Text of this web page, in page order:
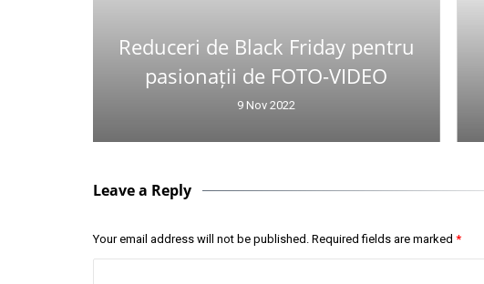
Reduceri de Black Friday pentru
pasionații de FOTO-VIDEO
9 Nov 2022
Leave a Reply
Your email address will not be published. Required fields are marked *